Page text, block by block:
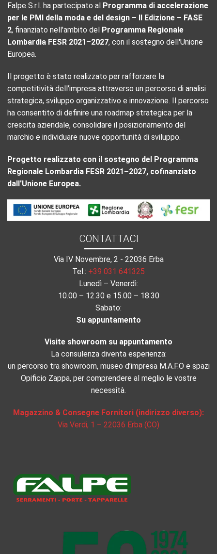
Falpe S.r.l. ha partecipato al Programma di accelerazione
per le PMI della moda e del design – II Edizione – FASE
2, finanziato nell'ambito del Programma Regionale
Lombardia FESR 2021–2027, con il sostegno dell'Unione
Europea.
Il progetto è stato realizzato per rafforzare la
competitività dell'impresa attraverso un percorso di analisi
strategica, sviluppo organizzativo e innovazione. Il percorso
ha consentito di definire una roadmap strategica per la
crescita aziendale, consolidare il posizionamento del
marchio e individuare nuove opportunità di sviluppo.
Progetto realizzato con il sostegno del Programma
Regionale Lombardia FESR 2021–2027, cofinanziato
dall'Unione Europea.
CONTATTACI
Via IV Novembre, 2 - 22036 Erba
Tel.: +39 031 641325
Lunedì – Venerdì:
10.00 – 12.30 e 15.00 – 18.30
Sabato:
Su appuntamento
Visite showroom su appuntamento
La consulenza diventa esperienza:
un percorso tra showroom, museo d’impresa M.A.F.O e spazi
Opificio Zappa, per comprendere al meglio le vostre
necessità.
Magazzino & Consegne Fornitori (indirizzo diverso):
Via Verdi, 1 – 22036 Erba (CO)